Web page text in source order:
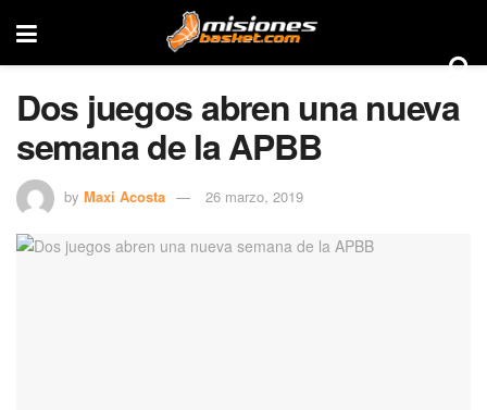
Dos juegos abren una nueva
semana de la APBB
by Maxi Acosta 26 marzo, 2019